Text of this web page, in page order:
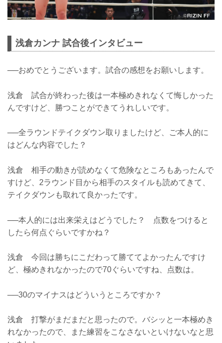
浅倉カンナ 試合後インタビュー
──おめでとうございます。試合の感想をお願いします。
浅倉 試合が終わった後は一本極めきれなくて悔しかった
んですけど、勝つことができてうれしいです。
──全ラウンドテイクダウン取りましたけど、ご本人的に
はどんな内容でした？
浅倉 相手の動きが読めなくて危険なところもあったんで
すけど、2ラウンド目から相手のスタイルも読めてきて、
テイクダウンも取れて良かったです。
──本人的には出来栄えはどうでした？ 点数をつけると
したら何点ぐらいですかね？
浅倉 今回は勝ちにこだわって勝ててよかったんですけ
ど、極めきれなかったので70ぐらいですね、点数は。
──30のマイナスはどういうところですか？
浅倉 打撃がまだまだと思ったので。バシッと一本極めき
れなかったので、また練習をこなさないといけないなと思